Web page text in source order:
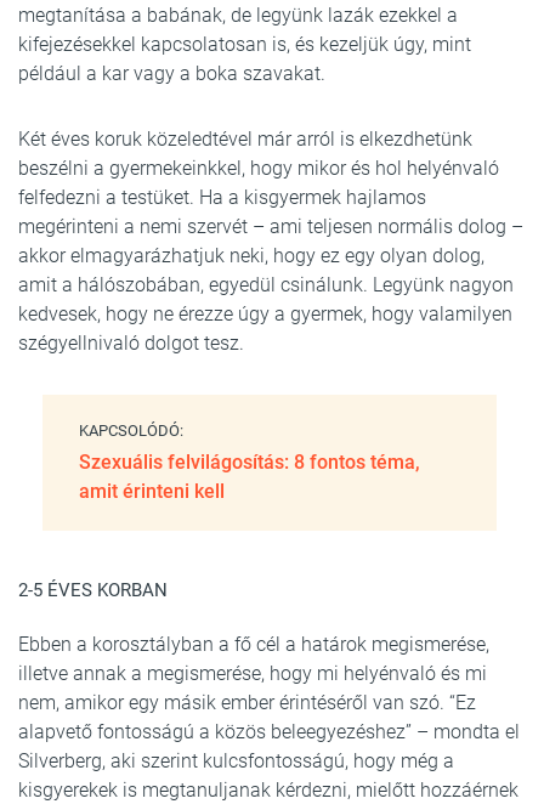
megtanítása a babának, de legyünk lazák ezekkel a
kifejezésekkel kapcsolatosan is, és kezeljük úgy, mint
például a kar vagy a boka szavakat.
Két éves koruk közeledtével már arról is elkezdhetünk
beszélni a gyermekeinkkel, hogy mikor és hol helyénvaló
felfedezni a testüket. Ha a kisgyermek hajlamos
megérinteni a nemi szervét – ami teljesen normális dolog –
akkor elmagyarázhatjuk neki, hogy ez egy olyan dolog,
amit a hálószobában, egyedül csinálunk. Legyünk nagyon
kedvesek, hogy ne érezze úgy a gyermek, hogy valamilyen
szégyellnivaló dolgot tesz.
KAPCSOLÓDÓ:
Szexuális felvilágosítás: 8 fontos téma,
amit érinteni kell
2-5 ÉVES KORBAN
Ebben a korosztályban a fő cél a határok megismerése,
illetve annak a megismerése, hogy mi helyénvaló és mi
nem, amikor egy másik ember érintéséről van szó. “Ez
alapvető fontosságú a közös beleegyezéshez” – mondta el
Silverberg, aki szerint kulcsfontosságú, hogy még a
kisgyerekek is megtanuljanak kérdezni, mielőtt hozzáérnek